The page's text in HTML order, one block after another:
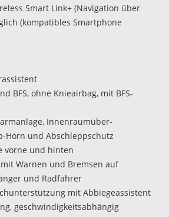
Smart Link+ (Navigation über
(kompatibles Smartphone
BFS, ohne Knieairbag, mit BFS-
Innenraumüber-
Horn und Abschleppschutz
vorne und hinten
mit Warnen und Bremsen auf
und Radfahrer
mit Abbiegeassistent
geschwindigkeitsabhängig